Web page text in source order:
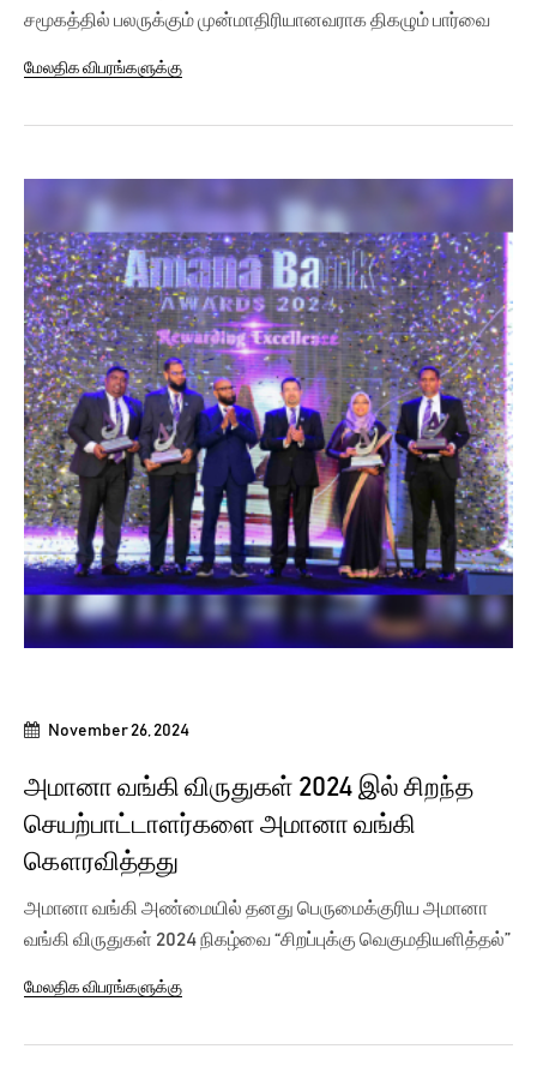
சமூகத்தில் பலருக்கும் முன்மாதிரியானவராக திகழும் பார்வை
மேலதிக விபரங்களுக்கு
November 26, 2024
அமானா வங்கி விருதுகள் 2024 இல் சிறந்த
செயற்பாட்டாளர்களை அமானா வங்கி
கௌரவித்தது
அமானா வங்கி அண்மையில் தனது பெருமைக்குரிய அமானா
வங்கி விருதுகள் 2024 நிகழ்வை “சிறப்புக்கு வெகுமதியளித்தல்”
மேலதிக விபரங்களுக்கு